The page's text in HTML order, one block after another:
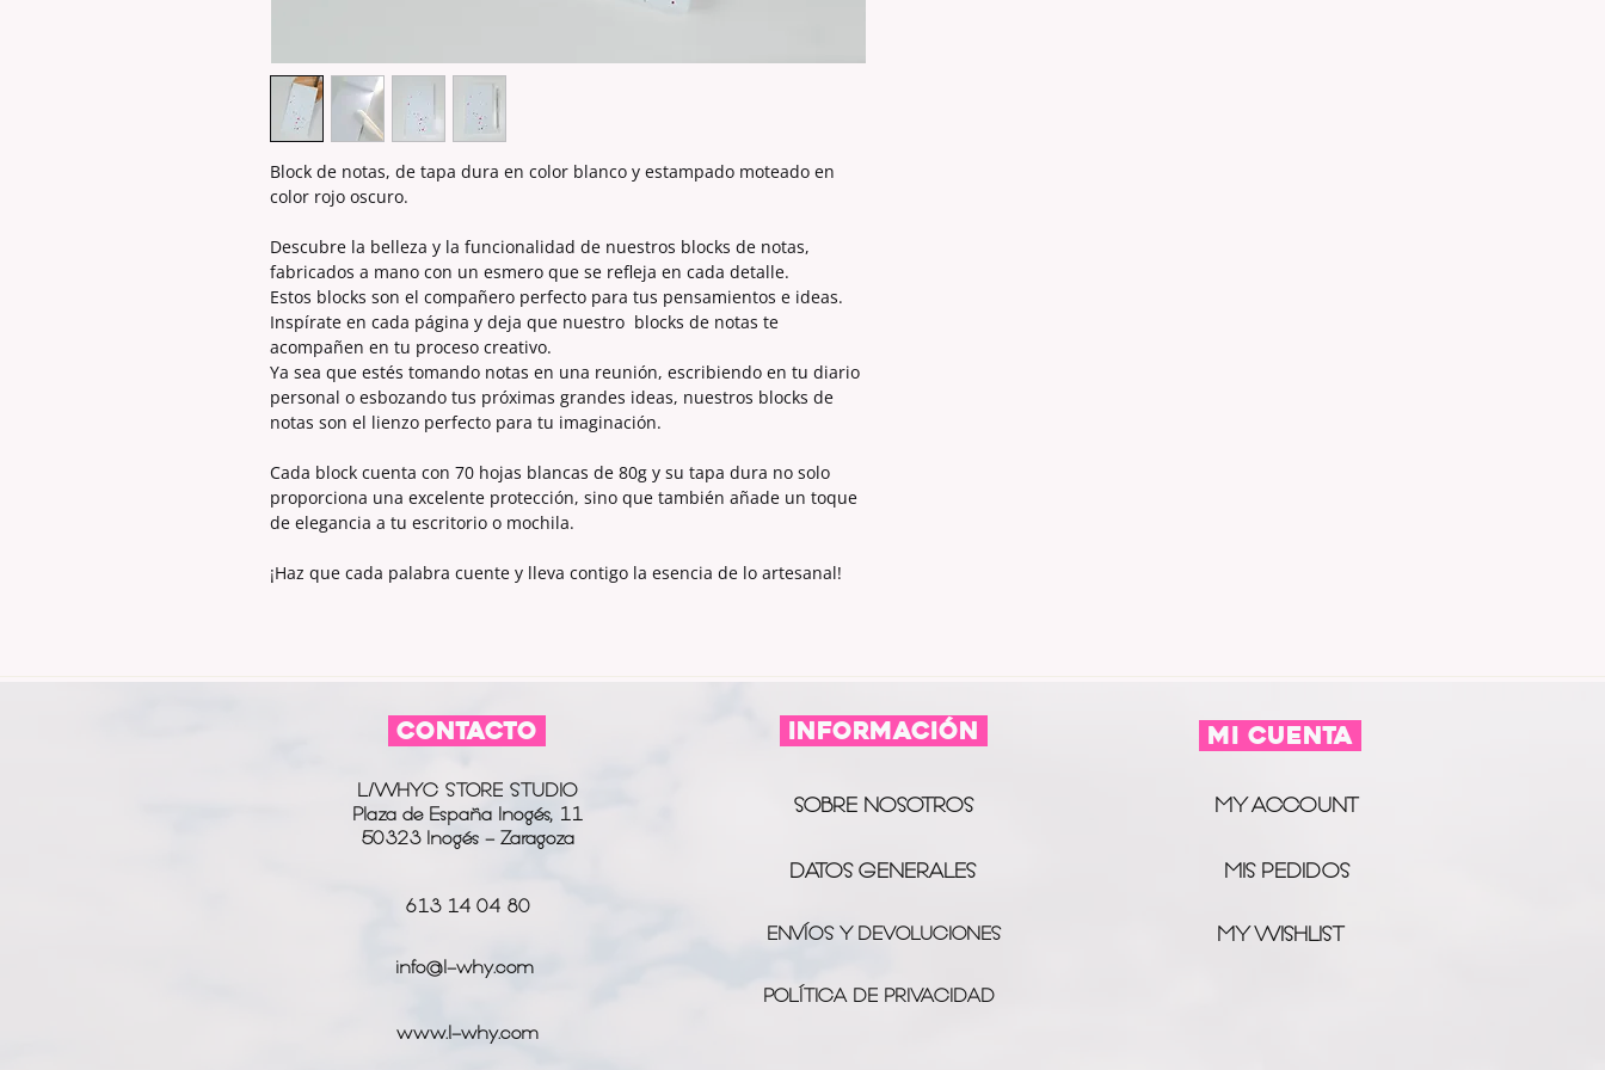
Block de notas, de tapa dura en color blanco y estampado moteado en
color rojo oscuro.
Descubre la belleza y la funcionalidad de nuestros blocks de notas,
fabricados a mano con un esmero que se refleja en cada detalle.
Estos blocks son el compañero perfecto para tus pensamientos e ideas.
Inspírate en cada página y deja que nuestro blocks de notas te
acompañen en tu proceso creativo.
Ya sea que estés tomando notas en una reunión, escribiendo en tu diario
personal o esbozando tus próximas grandes ideas, nuestros blocks de
notas son el lienzo perfecto para tu imaginación.
Cada block cuenta con 70 hojas blancas de 80g y su tapa dura no solo
proporciona una excelente protección, sino que también añade un toque
de elegancia a tu escritorio o mochila.
¡Haz que cada palabra cuente y lleva contigo la esencia de lo artesanal!
CONTACTO
L/WHYC STORE STUDIO
Plaza de España Inogés, 11
50323 Inogés - Zaragoza
613 14 04 80
información
SOBRE NOSOTROS
DATOS GENERALES
ENVÍOS Y DEVOLUCIONES
MI CUENTA
MY ACCOUNT
MIS PEDIDOS
MY WISHLIST
info@l-why.com
POLÍTICA DE PRIVACIDAD
www.l-why.com